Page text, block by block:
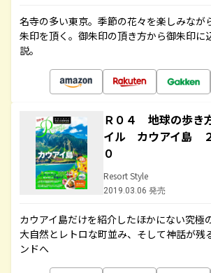
名寺の多い東京。季節の花々を楽しみなが
朱印を頂く。御朱印の頂き方から御朱印に
説。
Ｒ０４ 地球の歩き
イル カウアイ島
０
Resort Style
2019.03.06 発売
カウアイ島だけを紹介したほかにない究極
大自然とレトロな町並み、そして神話が残
ンドへ